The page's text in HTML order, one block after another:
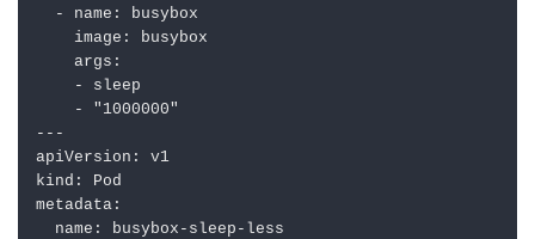
  -
name :
busybox
image :
busybox
args :
    -
sleep
    -
"1000000"
---
apiVersion :
v1
kind :
Pod
metadata :
name :
busybox-sleep-less